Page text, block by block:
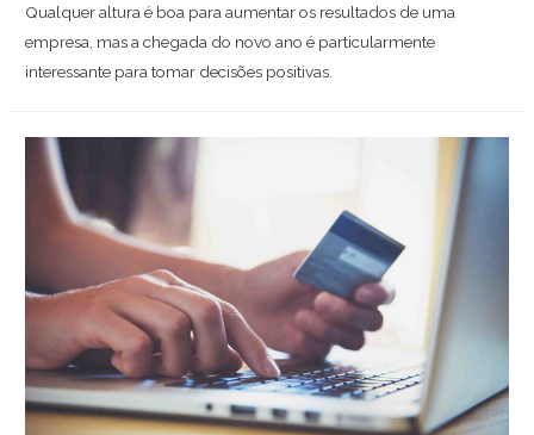
Qualquer altura é boa para aumentar os resultados de uma
empresa, mas a chegada do novo ano é particularmente
interessante para tomar decisões positivas.